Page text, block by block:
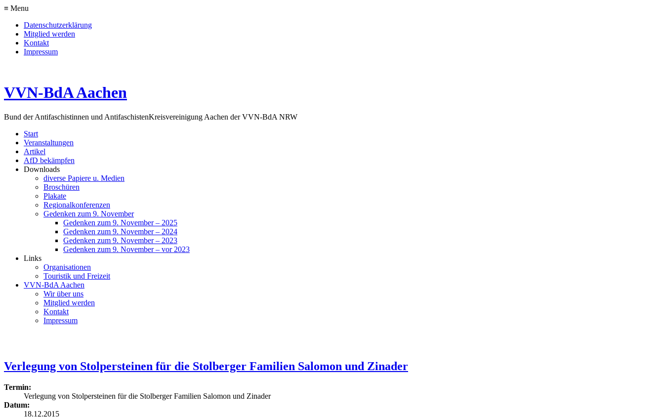
≡ Menu
Datenschutzerklärung
Mitglied werden
Kontakt
Impressum
VVN-BdA Aachen
Bund der Antifaschistinnen und AntifaschistenKreisvereinigung Aachen der VVN-BdA NRW
Start
Veranstaltungen
Artikel
AfD bekämpfen
Downloads
diverse Papiere u. Medien
Broschüren
Plakate
Regionalkonferenzen
Gedenken zum 9. November
Gedenken zum 9. November – 2025
Gedenken zum 9. November – 2024
Gedenken zum 9. November – 2023
Gedenken zum 9. November – vor 2023
Links
Organisationen
Touristik und Freizeit
VVN-BdA Aachen
Wir über uns
Mitglied werden
Kontakt
Impressum
Verlegung von Stolpersteinen für die Stolberger Familien Salomon und Zinader
Termin:
Verlegung von Stolpersteinen für die Stolberger Familien Salomon und Zinader
Datum:
18.12.2015